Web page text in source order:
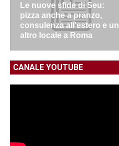
Le nuove sfide di Seu:
pizza anche a pranzo,
consulenza all’estero e un
altro locale a Roma
CANALE YOUTUBE